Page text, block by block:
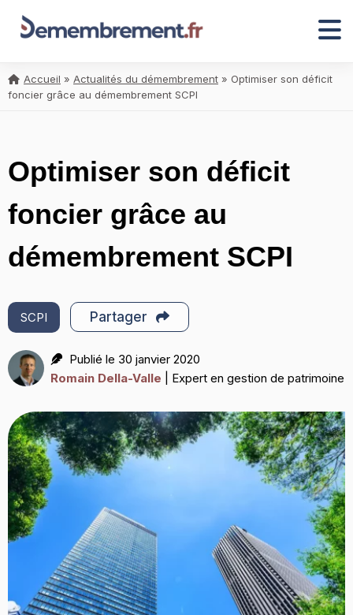
Accueil » Actualités du démembrement » Optimiser son déficit
foncier grâce au démembrement SCPI
Optimiser son déficit
foncier grâce au
démembrement SCPI
SCPI Partager
Publié le 30 janvier 2020
Romain Della-Valle
| Expert en gestion de patrimoine